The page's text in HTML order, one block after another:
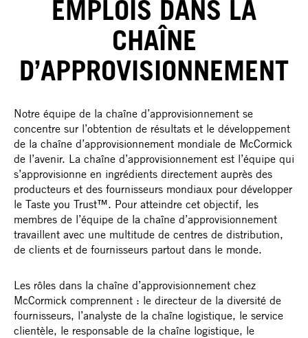
EMPLOIS DANS LA
CHAÎNE
D’APPROVISIONNEMENT
Notre équipe de la chaîne d’approvisionnement se
concentre sur l’obtention de résultats et le développement
de la chaîne d’approvisionnement mondiale de McCormick
de l’avenir. La chaîne d’approvisionnement est l’équipe qui
s’approvisionne en ingrédients directement auprès des
producteurs et des fournisseurs mondiaux pour développer
le Taste you Trust™. Pour atteindre cet objectif, les
membres de l’équipe de la chaîne d’approvisionnement
travaillent avec une multitude de centres de distribution,
de clients et de fournisseurs partout dans le monde.
Les rôles dans la chaîne d’approvisionnement chez
McCormick comprennent : le directeur de la diversité de
fournisseurs, l’analyste de la chaîne logistique, le service
clientèle, le responsable de la chaîne logistique, le